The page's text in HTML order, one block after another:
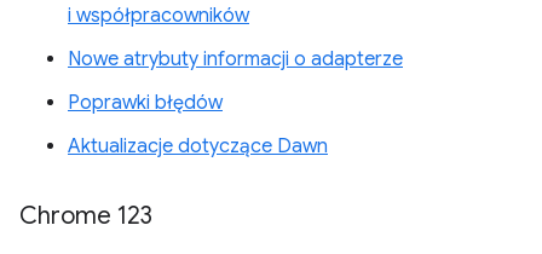
i współpracowników
Nowe atrybuty informacji o adapterze
Poprawki błędów
Aktualizacje dotyczące Dawn
Chrome 123